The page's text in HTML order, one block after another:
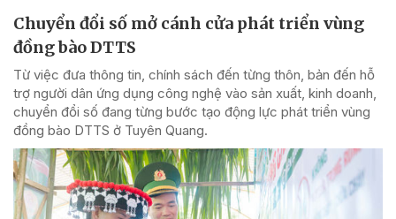
Chuyển đổi số mở cánh cửa phát triển vùng
đồng bào DTTS
Từ việc đưa thông tin, chính sách đến từng thôn, bản đến hỗ
trợ người dân ứng dụng công nghệ vào sản xuất, kinh doanh,
chuyển đổi số đang từng bước tạo động lực phát triển vùng
đồng bào DTTS ở Tuyên Quang.